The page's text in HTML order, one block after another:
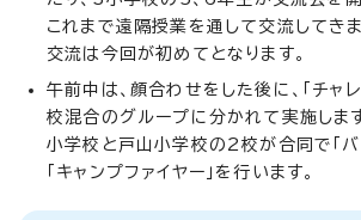
これまで遠隔授業を通して交流してき
交流は今回が初めてとなります。
午前中は、顔合わせをした後に、「チャ
校混合のグループに分かれて実施しま
小学校と戸山小学校の2校が合同で「バ
「キャンプファイヤー」を行います。